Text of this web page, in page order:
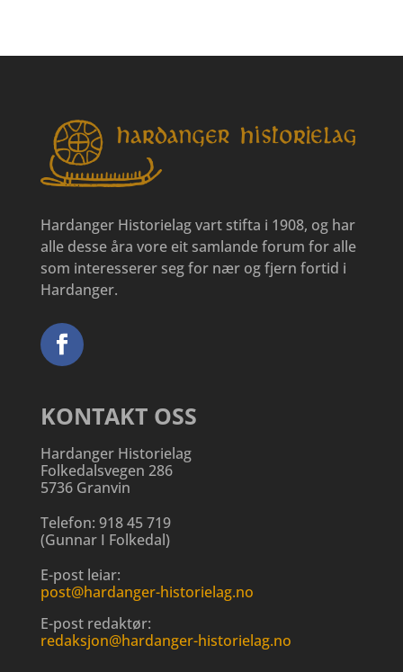
Hardanger Historielag vart stifta i 1908, og har
alle desse åra vore eit samlande forum for alle
som interesserer seg for nær og fjern fortid i
Hardanger.
KONTAKT OSS
Hardanger Historielag
Folkedalsvegen 286
5736 Granvin
Telefon: 918 45 719
(Gunnar I Folkedal)
E-post leiar:
post@hardanger-historielag.no
E-post redaktør:
redaksjon@hardanger-historielag.no